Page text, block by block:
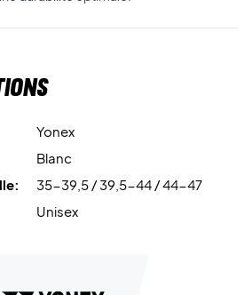
Yonex
Blanc
35-39,5 / 39,5-44 / 44-47
Unisex